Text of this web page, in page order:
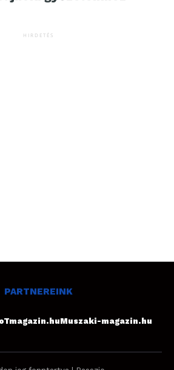
HIRDETÉS
PARTNEREINK
Muszaki-magazin.hu